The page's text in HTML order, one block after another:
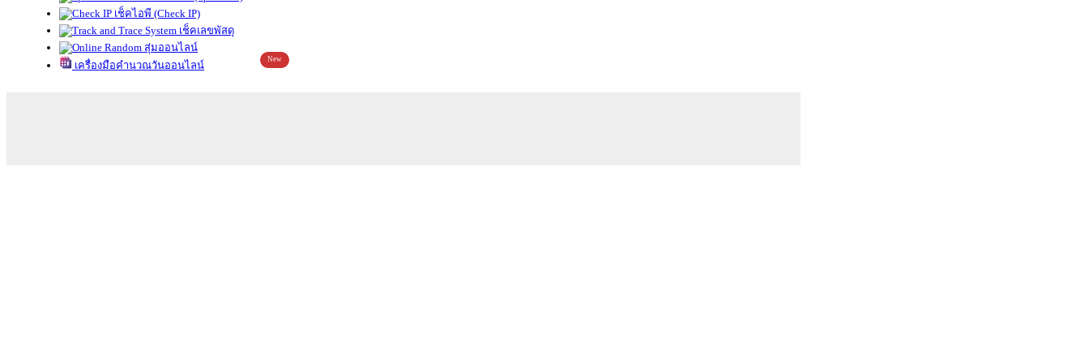
เช็คไอพี (Check IP)
เช็คเลขพัสดุ
สุ่มออนไลน์
เครื่องมือคำนวณวันออนไลน์
New